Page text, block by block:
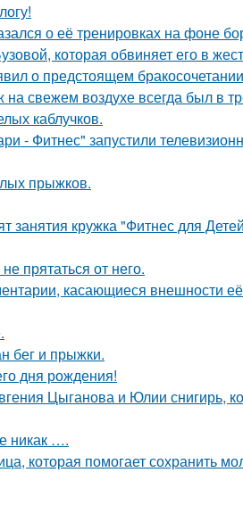
о её тренировках на фоне
которая обвиняет его в
о предстоящем
свежем воздухе всегда был в
каблучков.
- Фитнес" запустили
прыжков.
кружка "Фитнес для
прятаться от него.
касающиеся внешности
бег и прыжки.
дня рождения!
Цыганова и Юлии снигирь,
никак ….
которая помогает сохранить